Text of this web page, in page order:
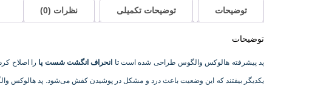
توضیحات توضیحات تکمیلی نظرات (0)
توضیحات
پد پیشرفته هالوکس والگوس طراحی شده است تا انحراف انگشت شست پا را اصلاح
یکدیگر بیفتند که این وضعیت باعث درد و مشکل در پوشیدن کفش می‌شود. پد هالوکس